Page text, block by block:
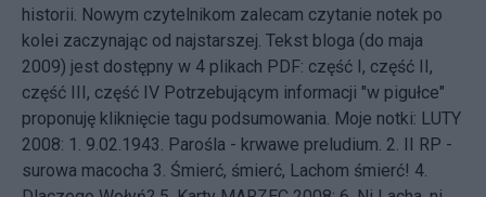
historii. Nowym czytelnikom zalecam czytanie notek po
kolei zaczynając od najstarszej. Tekst bloga (do maja
2009) jest dostępny w 4 plikach PDF: część I, część II,
część III, część IV Potrzebującym informacji "w pigułce"
proponuję kliknięcie tagu podsumowania. Moje notki: LUTY
2008: 1. 9.02.1943. Parośla - krwawe preludium. 2. II RP -
surowa macocha 3. Śmierć, śmierć, Lachom śmierć! 4.